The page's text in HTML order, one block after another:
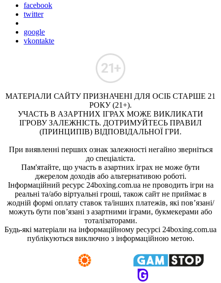
facebook
twitter
google
vkontakte
МАТЕРІАЛИ САЙТУ ПРИЗНАЧЕНІ ДЛЯ ОСІБ СТАРШЕ 21
РОКУ (21+).
УЧАСТЬ В АЗАРТНИХ ІГРАХ МОЖЕ ВИКЛИКАТИ
ІГРОВУ ЗАЛЕЖНІСТЬ. ДОТРИМУЙТЕСЬ ПРАВИЛ
(ПРИНЦИПІВ) ВІДПОВІДАЛЬНОЇ ГРИ.
При виявленні перших ознак залежності негайно зверніться
до спеціаліста.
Пам'ятайте, що участь в азартних іграх не може бути
джерелом доходів або альтернативою роботі.
Інформаційний ресурс 24boxing.com.ua не проводить ігри на
реальні та/або віртуальні гроші, також сайт не приймає в
жодній формі оплату ставок та/інших платежів, які пов’язані/
можуть бути пов’язані з азартними іграми, букмекерами або
тоталізаторами.
Будь-які матеріали на інформаційному ресурсі 24boxing.com.ua
публікуються виключно з інформаційною метою.